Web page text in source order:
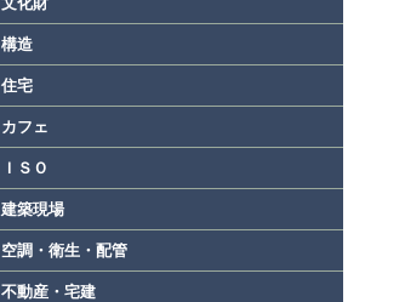
文化財
構造
住宅
カフェ
ＩＳＯ
建築現場
空調・衛生・配管
不動産・宅建